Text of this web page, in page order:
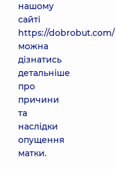
нашому
сайті
https://dobrobut.com/
можна
дізнатись
детальніше
про
причини
та
наслідки
опущення
матки.